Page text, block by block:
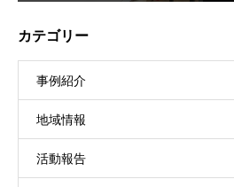
カテゴリー
事例紹介
地域情報
活動報告